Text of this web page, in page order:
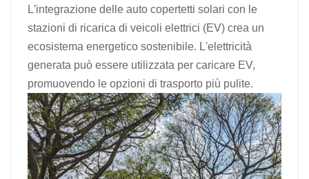
L'integrazione delle auto copertetti solari con le
stazioni di ricarica di veicoli elettrici (EV) crea un
ecosistema energetico sostenibile. L'elettricità
generata può essere utilizzata per caricare EV,
promuovendo le opzioni di trasporto più pulite.